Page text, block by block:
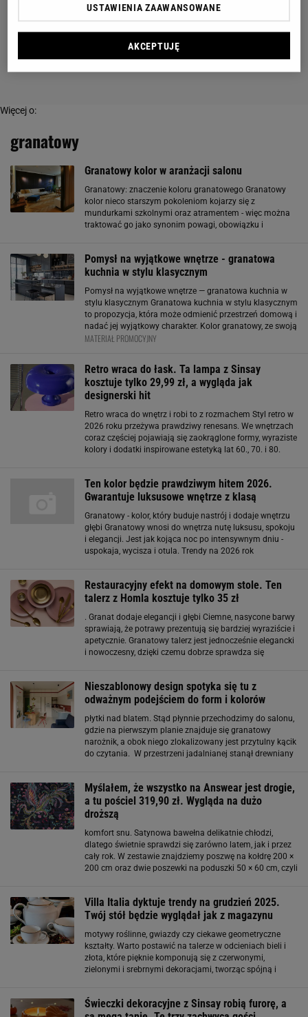
Więcej o:
granatowy
Granatowy kolor w aranżacji salonu
Granatowy: znaczenie koloru granatowego Granatowy
kolor nieco starszym pokoleniom kojarzy się z
mundurkami szkolnymi oraz atramentem - więc można
traktować go jako synonim powagi, obowiązku i
Pomysł na wyjątkowe wnętrze - granatowa
kuchnia w stylu klasycznym
Pomysł na wyjątkowe wnętrze — granatowa kuchnia w
stylu klasycznym Granatowa kuchnia w stylu klasycznym
to propozycja, która może odmienić przestrzeń domową i
nadać jej wyjątkowy charakter. Kolor granatowy, ze swoją
głębią i elegancją, idealnie komponuje się z klasycznym
MATERIAŁ PROMOCYJNY
Retro wraca do łask. Ta lampa z Sinsay
kosztuje tylko 29,99 zł, a wygląda jak
designerski hit
Retro wraca do wnętrz i robi to z rozmachem Styl retro w
2026 roku przeżywa prawdziwy renesans. We wnętrzach
coraz częściej pojawiają się zaokrąglone formy, wyraziste
kolory i dodatki inspirowane estetyką lat 60., 70. i 80.
Ten kolor będzie prawdziwym hitem 2026.
Gwarantuje luksusowe wnętrze z klasą
Granatowy - kolor, który buduje nastrój i dodaje wnętrzu
głębi Granatowy wnosi do wnętrza nutę luksusu, spokoju
i elegancji. Jest jak kojąca noc po intensywnym dniu -
uspokaja, wycisza i otula. Trendy na 2026 rok
Restauracyjny efekt na domowym stole. Ten
talerz z Homla kosztuje tylko 35 zł
. Granat dodaje elegancji i głębi Ciemne, nasycone barwy
sprawiają, że potrawy prezentują się bardziej wyraziście i
apetycznie. Granatowy talerz jest jednocześnie elegancki
i nowoczesny, dzięki czemu dobrze sprawdza się
Nieszablonowy design spotyka się tu z
odważnym podejściem do form i kolorów
płytki nad blatem. Stąd płynnie przechodzimy do salonu,
gdzie na pierwszym planie znajduje się granatowy
narożnik, a obok niego zlokalizowany jest przytulny kącik
do czytania. W przestrzeni jadalnianej stanął drewniany
Myślałem, że wszystko na Answear jest drogie,
a tu pościel 319,90 zł. Wygląda na dużo
droższą
komfort snu. Satynowa bawełna delikatnie chłodzi,
dlatego świetnie sprawdzi się zarówno latem, jak i przez
cały rok. W zestawie znajdziemy poszwę na kołdrę 200 ×
200 cm oraz dwie poszewki na poduszki 50 × 60 cm, czyli
Villa Italia dyktuje trendy na grudzień 2025.
Twój stół będzie wyglądał jak z magazynu
motywy roślinne, gwiazdy czy ciekawe geometryczne
kształty. Warto postawić na talerze w odcieniach bieli i
złota, które pięknie komponują się z czerwonymi,
zielonymi i srebrnymi dekoracjami, tworząc spójną i
Świeczki dekoracyjne z Sinsay robią furorę, a
USTAWIENIA ZAAWANSOWANE
AKCEPTUJĘ